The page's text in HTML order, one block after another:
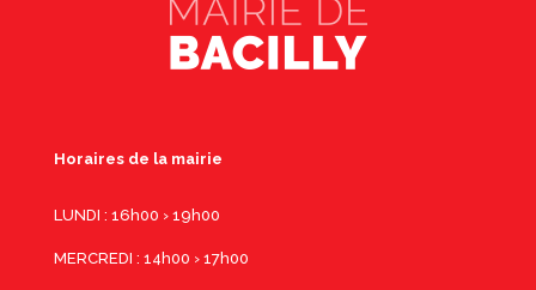
Horaires de la mairie
LUNDI : 16h00 › 19h00
MERCREDI : 14h00 › 17h00